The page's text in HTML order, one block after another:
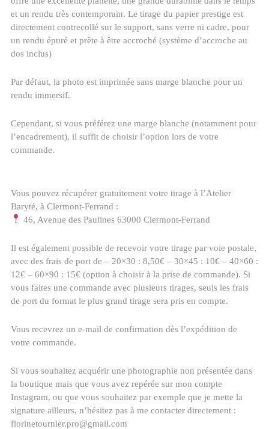
et un rendu très contemporain. Le tirage du papier prestige est
directement contrecollé sur le support, sans verre ni cadre, pour
un rendu épuré et prête à être accroché (système d’accroche au
dos inclus)
Par défaut, la photo est imprimée sans marge blanche pour un
rendu immersif.
Cependant, si vous préférez une marge blanche (notamment pour
l’encadrement), il suffit de choisir l’option lors de votre
commande.
Vous pouvez récupérer gratuitement votre tirage à l’Atelier
Baryté, à Clermont-Ferrand :
46, Avenue des Paulines 63000 Clermont-Ferrand
Il est également possible de recevoir votre tirage par voie postale,
avec des frais de port de – 20×30 : 8,50€ – 30×45 : 10€ – 40×60 :
12€ – 60×90 : 15€ (option à choisir à la prise de commande). Si
vous faites une commande avec plusieurs tirages, seuls les frais
de port du format le plus grand tirage sera pris en compte.
Vous recevrez un e-mail de confirmation dès l’expédition de
votre commande.
Si vous souhaitez acquérir une photographie non présentée dans
la boutique mais que vous avez repérée sur mon compte
Instagram, ou que vous souhaitez par exemple que je mette la
signature ailleurs, n’hésitez pas à me contacter directement :
florinetournier.pro@gmail.com